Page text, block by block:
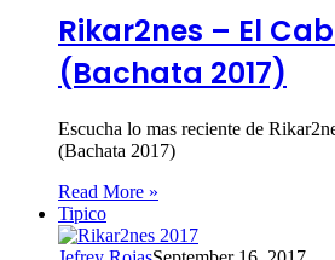
Rikar2nes – El
(Bachata 2017)
Escucha lo mas reciente de
(Bachata 2017)
Read More »
Tipico